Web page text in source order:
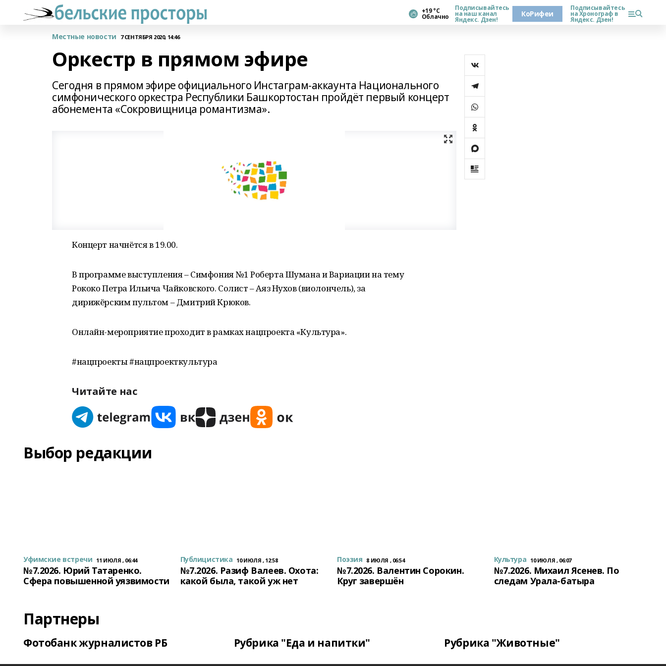
+19 °С
Облачно
Подписывайтесь
на наш канал
Яндекс. Дзен!
КоРифеи
Подписывайтесь
на Хронограф в
Яндекс. Дзен!
Местные новости 7 СЕНТЯБРЯ 2020, 14:46
Оркестр в прямом эфире
Сегодня в прямом эфире официального Инстаграм-аккаунта Национального
симфонического оркестра Республики Башкортостан пройдёт первый концерт
абонемента «Сокровищница романтизма».
Концерт начнётся в 19.00.
В программе выступления – Симфония №1 Роберта Шумана и Вариации на тему
Рококо Петра Ильича Чайковского. Солист – Аяз Нухов (виолончель), за
дирижёрским пультом – Дмитрий Крюков.
Онлайн-мероприятие проходит в рамках нацпроекта «Культура».
#нацпроекты #нацпроекткультура
Читайте нас
Выбор редакции
Уфимские встречи 11 ИЮЛЯ , 06:44
№7.2026. Юрий Татаренко.
Сфера повышенной уязвимости
Публицистика 10 ИЮЛЯ , 12:58
№7.2026. Разиф Валеев. Охота:
какой была, такой уж нет
Поэзия 8 ИЮЛЯ , 06:54
№7.2026. Валентин Сорокин.
Круг завершён
Культура 10 ИЮЛЯ , 06:07
№7.2026. Михаил Ясенев. По
следам Урала-батыра
Партнеры
Фотобанк журналистов РБ Рубрика "Еда и напитки" Рубрика "Животные"